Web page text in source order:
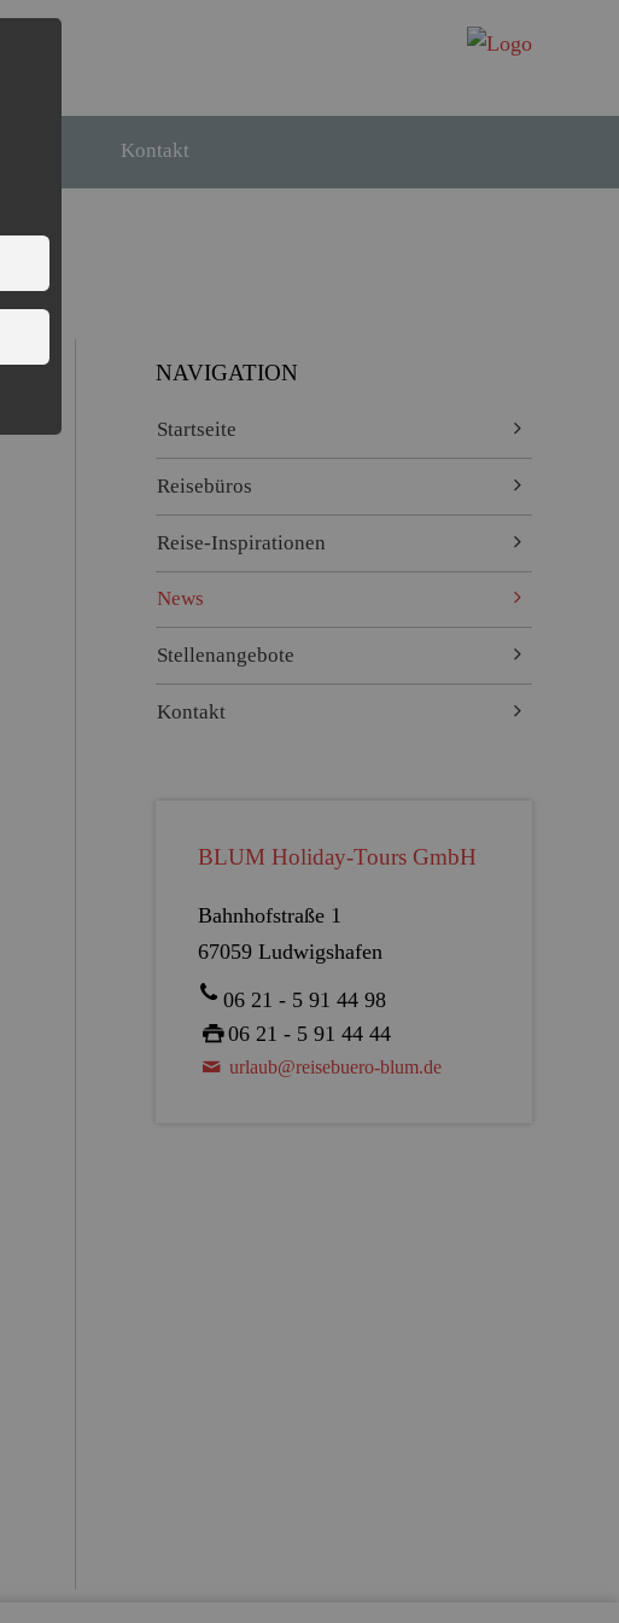
Kontakt
NAVIGATION
Startseite
Reisebüros
Reise-Inspirationen
News
Stellenangebote
Kontakt
BLUM Holiday-Tours GmbH
Bahnhofstraße 1
67059 Ludwigshafen
06 21 - 5 91 44 98
06 21 - 5 91 44 44
urlaub@reisebuero-blum.de